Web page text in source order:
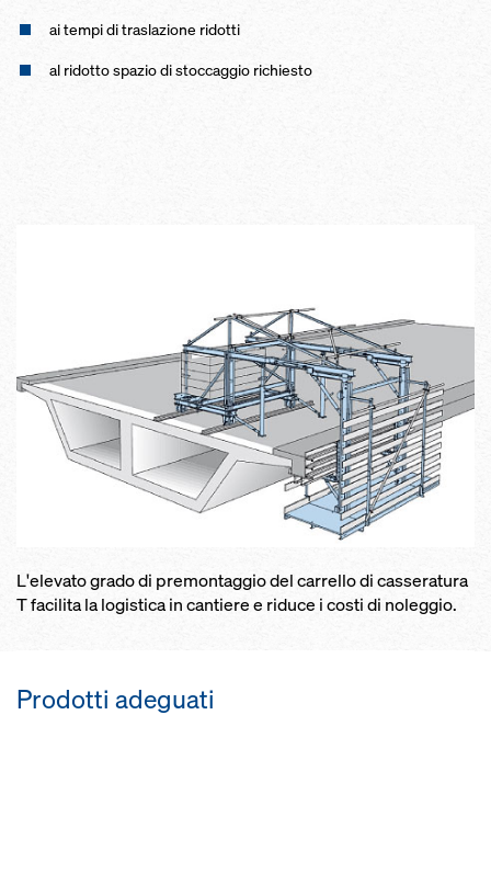
ai tempi di traslazione ridotti
al ridotto spazio di stoccaggio richiesto
L'elevato grado di premontaggio del carrello di casseratura
T facilita la logistica in cantiere e riduce i costi di noleggio.
Prodotti adeguati